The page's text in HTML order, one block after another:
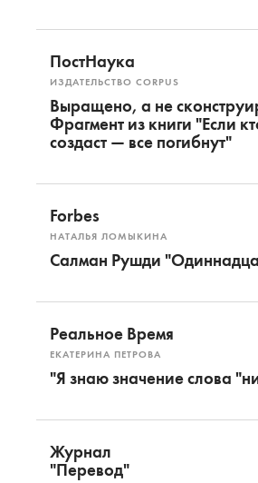
ПостНаука
ИЗДАТЕЛЬСТВО CORPUS
Выращено, а не
Фрагмент из книги "Если
создаст — все погибнут"
Forbes
НАТАЛЬЯ ЛОМЫКИНА
Салман Рушди
Реальное Время
ЕКАТЕРИНА ПЕТРОВА
"Я знаю значение слова
Журнал
"Перевод"